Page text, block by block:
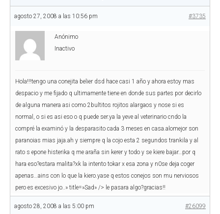
agosto 27, 2008 a las 10:56 pm #3735
Anónimo
Inactivo
Hola!!!tengo una conejita belier dsd hace casi 1 año y ahora estoy mas
despacio y me fijado q ultimamente tiene en donde sus partes por decirlo
de alguna manera asi como 2bultitos rojitos alargaos y nose si es
normal, o si es asi eso o q puede ser.ya la yeve al veterinario cndo la
compré la examinó y la desparasito cada 3 meses en casa.alomejor son
paranoias mias jaja.ah y siempre q la cojo esta 2 segundos trankila y al
rato s epone histerika q me araña sin kerer y todo y se kiere bajar…por q
hara eso?estara malita?xk la intento tokar x esa zona y n0se deja coger
apenas…ains con lo que la kiero.yase q estos conejos son mu nerviosos
pero es excesivo jo..» title=»Sad» /> le pasara algo?gracias!!
agosto 28, 2008 a las 5:00 pm #26099